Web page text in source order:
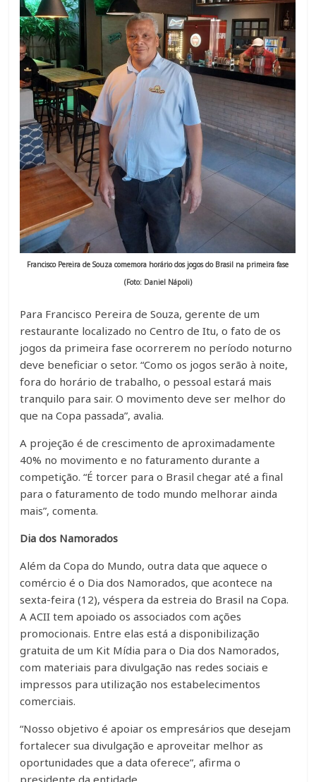
Francisco Pereira de Souza comemora horário dos jogos do Brasil na primeira fase
(Foto: Daniel Nápoli)
Para Francisco Pereira de Souza, gerente de um
restaurante localizado no Centro de Itu, o fato de os
jogos da primeira fase ocorrerem no período noturno
deve beneficiar o setor. “Como os jogos serão à noite,
fora do horário de trabalho, o pessoal estará mais
tranquilo para sair. O movimento deve ser melhor do
que na Copa passada”, avalia.
A projeção é de crescimento de aproximadamente
40% no movimento e no faturamento durante a
competição. “É torcer para o Brasil chegar até a final
para o faturamento de todo mundo melhorar ainda
mais”, comenta.
Dia dos Namorados
Além da Copa do Mundo, outra data que aquece o
comércio é o Dia dos Namorados, que acontece na
sexta-feira (12), véspera da estreia do Brasil na Copa.
A ACII tem apoiado os associados com ações
promocionais. Entre elas está a disponibilização
gratuita de um Kit Mídia para o Dia dos Namorados,
com materiais para divulgação nas redes sociais e
impressos para utilização nos estabelecimentos
comerciais.
“Nosso objetivo é apoiar os empresários que desejam
fortalecer sua divulgação e aproveitar melhor as
oportunidades que a data oferece”, afirma o
presidente da entidade.